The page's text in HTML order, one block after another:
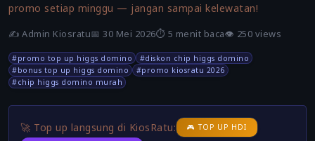
promo setiap minggu — jangan sampai kelewatan!
✍️ Admin Kiosratu📅 30 Mei 2026⏱️ 5 menit baca👁️ 250 views
#promo top up higgs domino
#diskon chip higgs domino
#bonus top up higgs domino
#promo kiosratu 2026
#chip higgs domino murah
🚀 Top up langsung di KiosRatu: 🎮 TOP UP HDI